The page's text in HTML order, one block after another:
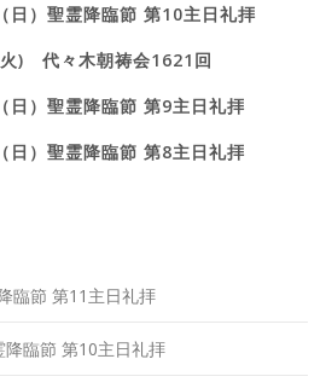
日）聖霊降臨節 第10主日礼拝
) 代々木朝祷会1621回
日）聖霊降臨節 第9主日礼拝
日）聖霊降臨節 第8主日礼拝
臨節 第11主日礼拝
臨節 第10主日礼拝